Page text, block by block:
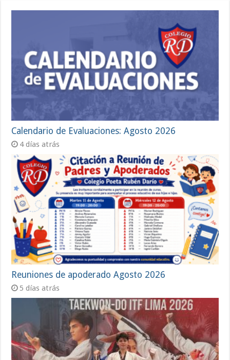
Calendario de Evaluaciones: Agosto 2026
4 días atrás
Reuniones de apoderado Agosto 2026
5 días atrás